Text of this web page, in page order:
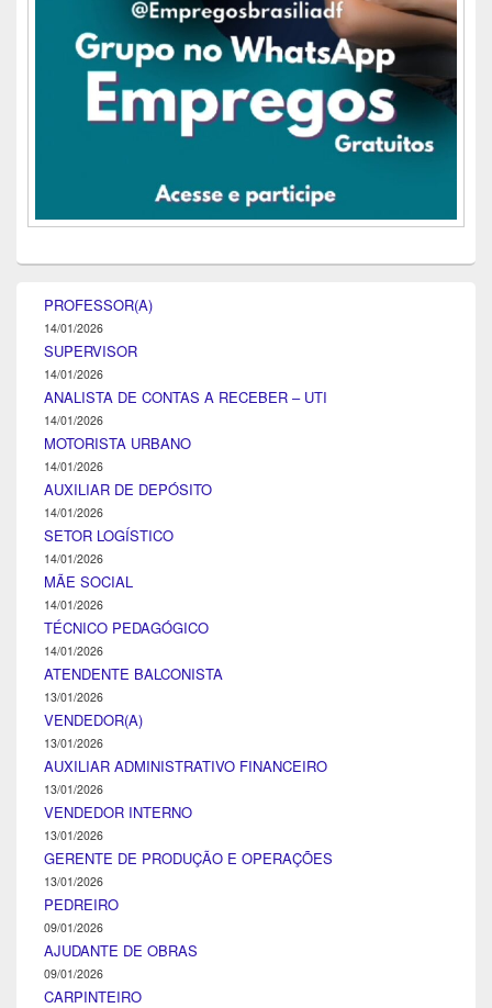
PROFESSOR(A)
14/01/2026
SUPERVISOR
14/01/2026
ANALISTA DE CONTAS A RECEBER – UTI
14/01/2026
MOTORISTA URBANO
14/01/2026
AUXILIAR DE DEPÓSITO
14/01/2026
SETOR LOGÍSTICO
14/01/2026
MÃE SOCIAL
14/01/2026
TÉCNICO PEDAGÓGICO
14/01/2026
ATENDENTE BALCONISTA
13/01/2026
VENDEDOR(A)
13/01/2026
AUXILIAR ADMINISTRATIVO FINANCEIRO
13/01/2026
VENDEDOR INTERNO
13/01/2026
GERENTE DE PRODUÇÃO E OPERAÇÕES
13/01/2026
PEDREIRO
09/01/2026
AJUDANTE DE OBRAS
09/01/2026
CARPINTEIRO